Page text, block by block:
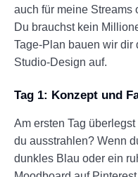
auch für meine Streams
Du brauchst kein
Tage-Plan bauen wir
Studio-Design auf.
Tag 1: Konzept und
Am ersten Tag
du ausstrahlen? Wenn
dunkles Blau oder ein